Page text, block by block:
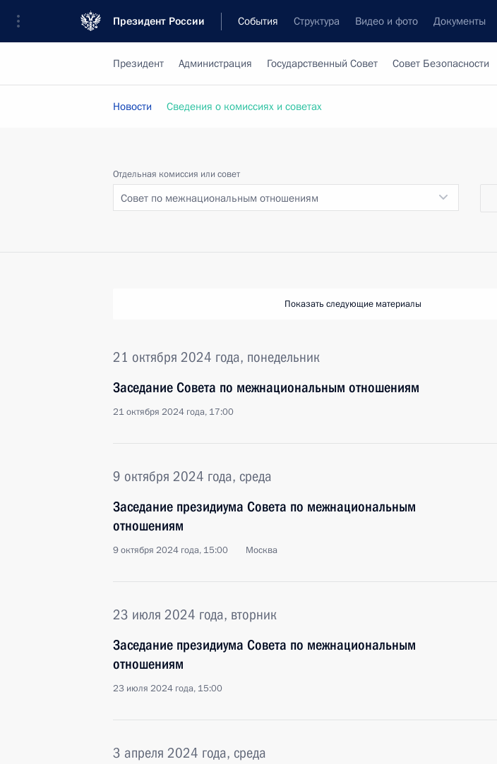
Президент России События Структура Видео и фото Документы
Президент Администрация Государственный Совет Совет Безопасности
Новости Сведения о комиссиях и советах
Отдельная комиссия или совет
Совет по межнациональным отношениям
Показать следующие материалы
21 октября 2024 года, понедельник
Заседание Совета по межнациональным отношениям
21 октября 2024 года, 17:00
9 октября 2024 года, среда
Заседание президиума Совета по межнациональным
отношениям
9 октября 2024 года, 15:00 Москва
23 июля 2024 года, вторник
Заседание президиума Совета по межнациональным
отношениям
23 июля 2024 года, 15:00
3 апреля 2024 года, среда